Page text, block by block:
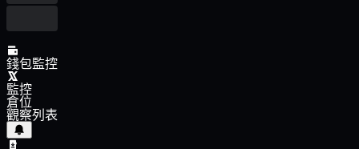
錢包監控
監控
倉位
觀察列表